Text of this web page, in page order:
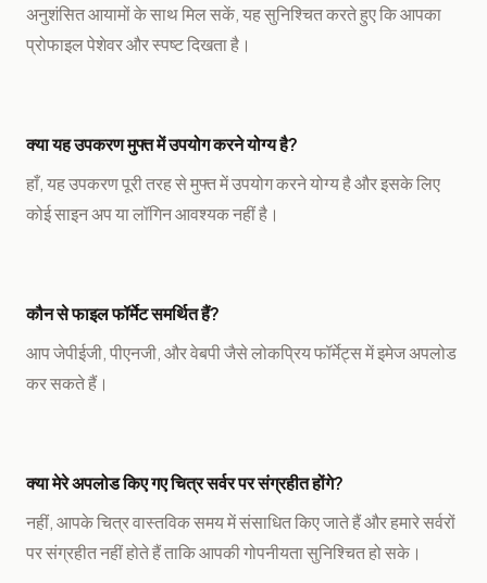
अनुशंसित आयामों के साथ मिल सकें, यह सुनिश्चित करते हुए कि आपका
प्रोफाइल पेशेवर और स्पष्ट दिखता है।
क्या यह उपकरण मुफ्त में उपयोग करने योग्य है?
हाँ, यह उपकरण पूरी तरह से मुफ्त में उपयोग करने योग्य है और इसके लिए
कोई साइन अप या लॉगिन आवश्यक नहीं है।
कौन से फाइल फॉर्मेट समर्थित हैं?
आप जेपीईजी, पीएनजी, और वेबपी जैसे लोकप्रिय फॉर्मेट्स में इमेज अपलोड
कर सकते हैं।
क्या मेरे अपलोड किए गए चित्र सर्वर पर संग्रहीत होंगे?
नहीं, आपके चित्र वास्तविक समय में संसाधित किए जाते हैं और हमारे सर्वरों
पर संग्रहीत नहीं होते हैं ताकि आपकी गोपनीयता सुनिश्चित हो सके।